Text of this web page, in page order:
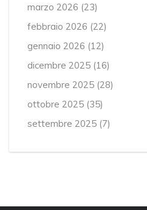
marzo 2026 (23)
febbraio 2026 (22)
gennaio 2026 (12)
dicembre 2025 (16)
novembre 2025 (28)
ottobre 2025 (35)
settembre 2025 (7)